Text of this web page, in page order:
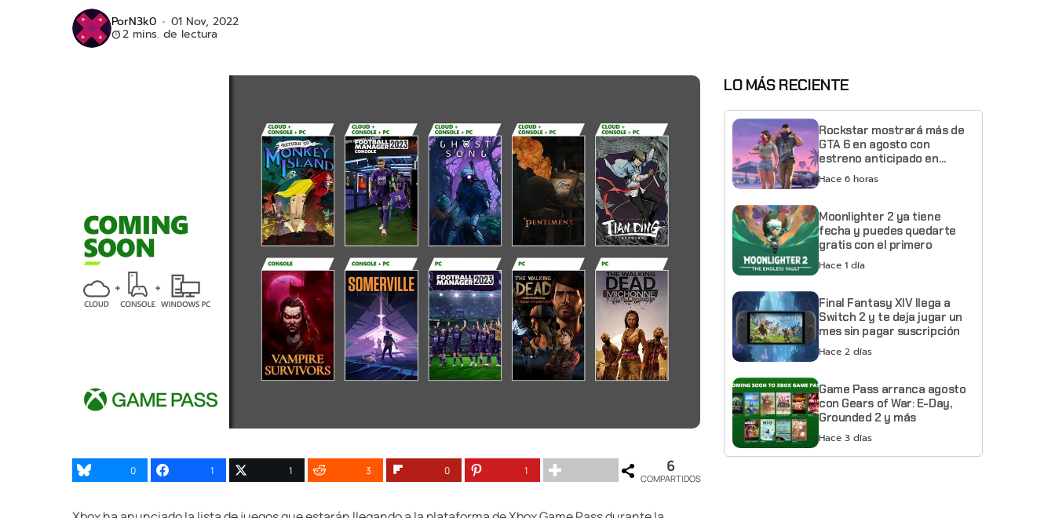
PorN3k0 01 Nov, 2022
2 mins. de lectura
0 1 1 3 0 1 6
COMPARTIDOS
LO MÁS RECIENTE
Rockstar mostrará más de
GTA 6 en agosto con
estreno anticipado en
Netflix
Hace 6 horas
Moonlighter 2 ya tiene
fecha y puedes quedarte
gratis con el primero
Hace 1 día
Final Fantasy XIV llega a
Switch 2 y te deja jugar un
mes sin pagar suscripción
Hace 2 días
Game Pass arranca agosto
con Gears of War: E-Day,
Grounded 2 y más
Hace 3 días